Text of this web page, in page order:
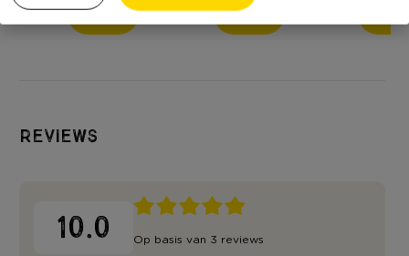
3,99 4,99
Reviews
10.0 Op basis van 3 reviews